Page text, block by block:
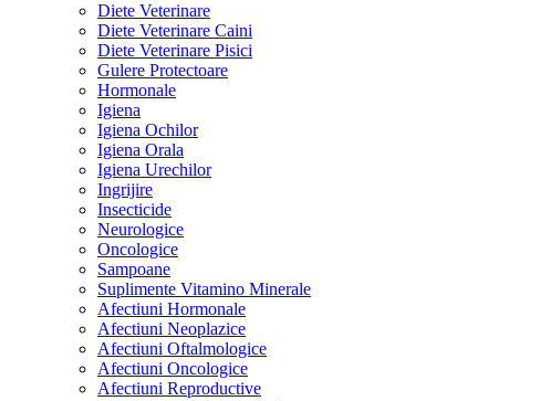
Diete Veterinare
Diete Veterinare Caini
Diete Veterinare Pisici
Gulere Protectoare
Hormonale
Igiena
Igiena Ochilor
Igiena Orala
Igiena Urechilor
Ingrijire
Insecticide
Neurologice
Oncologice
Sampoane
Suplimente Vitamino Minerale
Afectiuni Hormonale
Afectiuni Neoplazice
Afectiuni Oftalmologice
Afectiuni Oncologice
Afectiuni Reproductive